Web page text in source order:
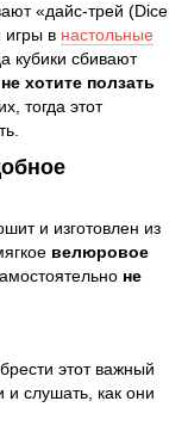
«дайс-трей (Dice
в настольные
кубики сбивают
не хотите ползать
тогда этот
и изготовлен из
велюровое
не
этот важный
и слушать, как они